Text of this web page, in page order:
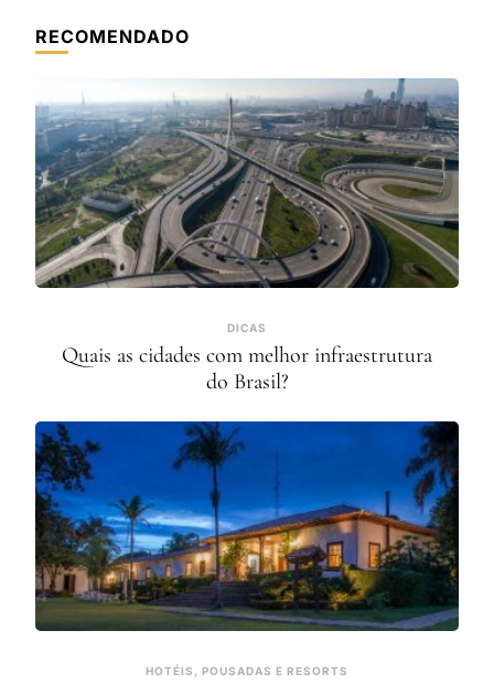
RECOMENDADO
DICAS
Quais as cidades com melhor infraestrutura
do Brasil?
HOTÉIS, POUSADAS E RESORTS